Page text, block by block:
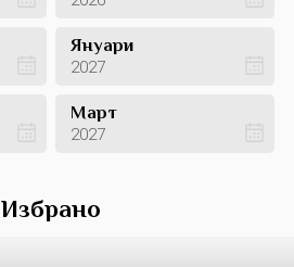
Януари
2027
Март
2027
Избрано